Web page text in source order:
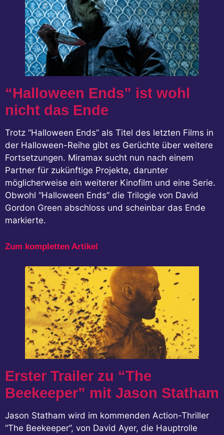
“Halloween Ends” ist wohl
nicht das Ende
Trotz “Halloween Ends” als Titel des letzten Films in
der Halloween-Reihe gibt es Gerüchte über weitere
Fortsetzungen. Miramax sucht nun nach einem
Partner für zukünftige Projekte, darunter
möglicherweise ein weiterer Kinofilm und eine Serie.
Obwohl “Halloween Ends” die Trilogie von David
Gordon Green abschloss und scheinbar das Ende
markierte.
Zum kompletten Artikel
Erster Trailer zu “The
Beekeeper” mit Jason Statham
Jason Statham wird im kommenden Action-Thriller
“The Beekeeper”, von David Ayer, die Hauptrolle